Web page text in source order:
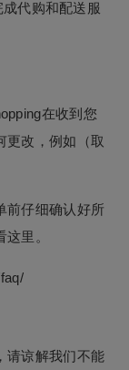
代购和配送服
在收到您
更改，例如（取
前仔细确认好所
里。
请谅解我们不能